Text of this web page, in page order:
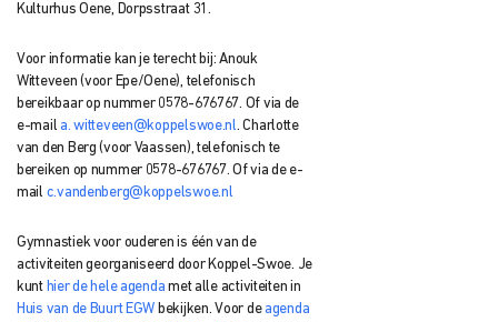
Kulturhus Oene, Dorpsstraat 31.
Voor informatie kan je terecht bij: Anouk
Witteveen (voor Epe/Oene), telefonisch
bereikbaar op nummer 0578-676767. Of via de
e-mail a. witteveen@koppelswoe.nl . Charlotte
van den Berg (voor Vaassen), telefonisch te
bereiken op nummer 0578-676767. Of via de e-
mail c.vandenberg@koppelswoe.nl
Gymnastiek voor ouderen is één van de
activiteiten georganiseerd door Koppel-Swoe. Je
kunt hier de hele agenda met alle activiteiten in
Huis van de Buurt EGW bekijken. Voor de agenda